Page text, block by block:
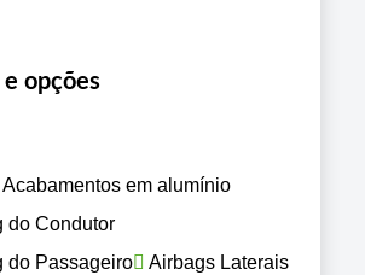
e opções
Acabamentos em alumínio
do Condutor
do Passageiro
Airbags Laterais